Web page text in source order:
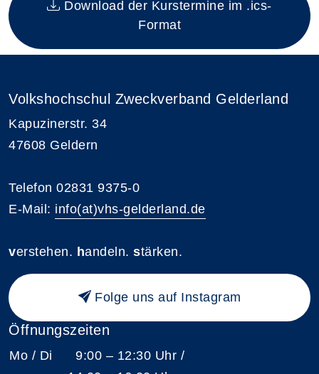
Download der Kurstermine im .ics-
Format
Volkshochschul Zweckverband Gelderland
Kapuzinerstr. 34
47608 Geldern
Telefon 02831 9375-0
E-Mail: info(at)vhs-gelderland.de
verstehen. handeln. stärken.
Folge uns auf Instagram
Öffnungszeiten
Mo / Di
9:00 – 12:30 Uhr /